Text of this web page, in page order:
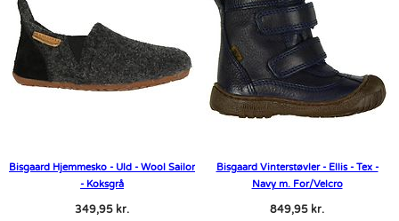
Bisgaard Hjemmesko - Uld - Wool Sailor
- Koksgrå
349,95 kr.
Bisgaard Vinterstøvler - Ellis - Tex -
Navy m. For/Velcro
849,95 kr.